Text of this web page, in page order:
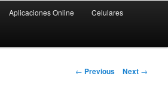
Aplicaciones Online Celulares
Post
← Previous Next →